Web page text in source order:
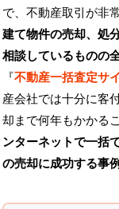
で、不動産取引が非
建て物件の売却、処
相談しているものの
『不動産一括査定サ
産会社では十分に客
却まで何年もかかる
ンターネットで一括
の売却に成功する事